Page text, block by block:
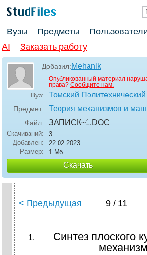
Вузы Предметы Пользователи
AI
Заказать работу
Добавил:Mehanik
Опубликованный материал
права? Сообщите нам.
Вуз: Томский Политехнический
Предмет: Теория механизмов и
Файл: ЗАПИСК~1.DOC
Скачиваний:
3
Добавлен:
22.02.2023
Размер:
1 Мб
Скачать
< Предыдущая 9 / 11
Синтез плоского